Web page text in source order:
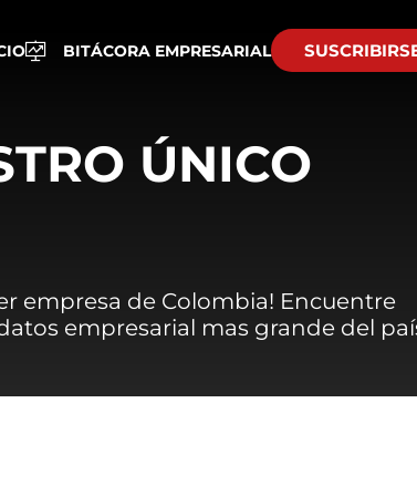
BITÁCORA EMPRESARIAL
ÚNICO
empresa de Colombia! Encuentre
empresarial mas grande del